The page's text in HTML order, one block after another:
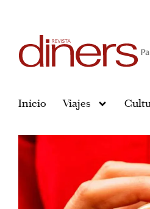
Inicio Viajes